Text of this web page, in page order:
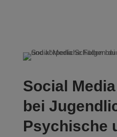
Social
bei
Psychische